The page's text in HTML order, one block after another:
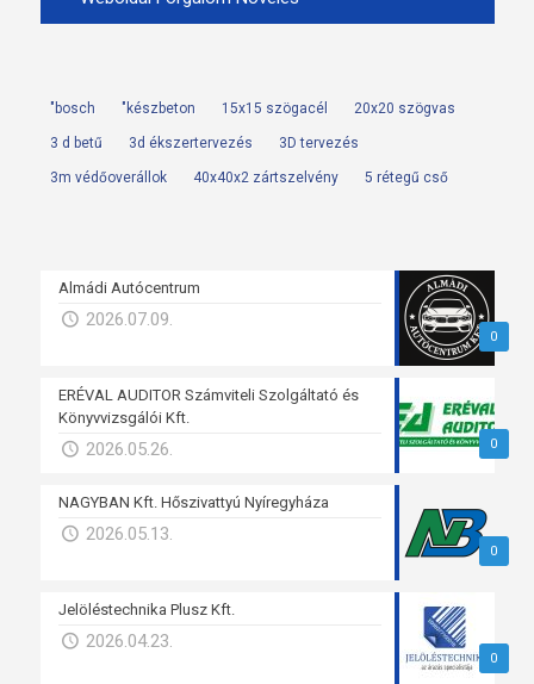
"bosch "készbeton 15x15 szögacél 20x20 szögvas
3 d betű 3d ékszertervezés 3D tervezés
3m védőoverállok 40x40x2 zártszelvény 5 rétegű cső
0
Almádi Autócentrum
2026.07.09.
0
ERÉVAL AUDITOR Számviteli Szolgáltató és
Könyvvizsgálói Kft.
2026.05.26.
0
NAGYBAN Kft. Hőszivattyú Nyíregyháza
2026.05.13.
0
Jelöléstechnika Plusz Kft.
2026.04.23.